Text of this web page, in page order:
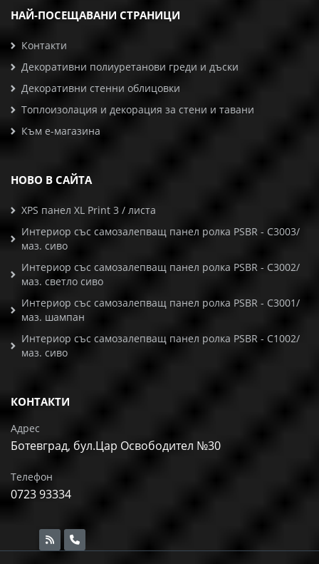
НАЙ-ПОСЕЩАВАНИ СТРАНИЦИ
Контакти
Декоративни полиуретанови греди и дъски
Декоративни стенни облицовки
Топлоизолация и декорация за стени и тавани
Към е-магазина
НОВО В САЙТА
XPS панел XL Print 3 / листа
Интериор със самозалепващ панел ролка PSBR - C3003/
маз. сиво
Интериор със самозалепващ панел ролка PSBR - C3002/
маз. светло сиво
Интериор със самозалепващ панел ролка PSBR - C3001/
маз. шампан
Интериор със самозалепващ панел ролка PSBR - C1002/
маз. сиво
КОНТАКТИ
Адрес
Ботевград, бул.Цар Освободител №30
Телефон
0723 93334